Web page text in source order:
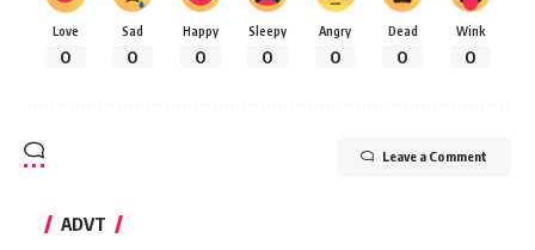
Love
0
Sad
0
Happy
0
Sleepy
0
Angry
0
Dead
0
Wink
0
Leave a Comment
ADVT